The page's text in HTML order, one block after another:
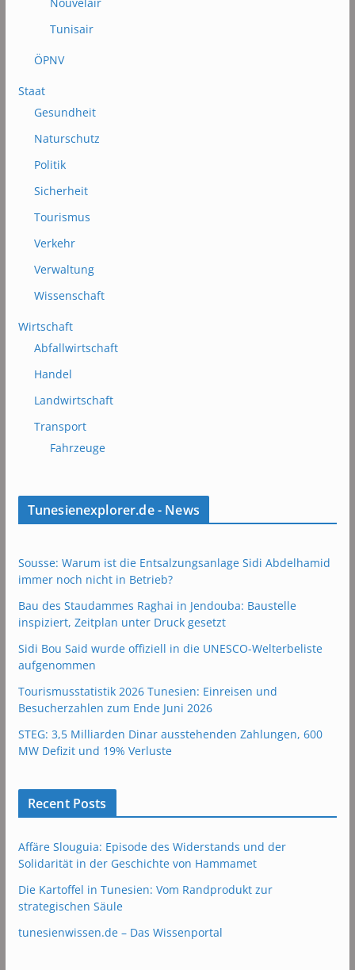
Tunisair
ÖPNV
Staat
Gesundheit
Naturschutz
Politik
Sicherheit
Tourismus
Verkehr
Verwaltung
Wissenschaft
Wirtschaft
Abfallwirtschaft
Handel
Landwirtschaft
Transport
Fahrzeuge
Tunesienexplorer.de - News
Sousse: Warum ist die Entsalzungsanlage Sidi Abdelhamid
immer noch nicht in Betrieb?
Bau des Staudammes Raghai in Jendouba: Baustelle
inspiziert, Zeitplan unter Druck gesetzt
Sidi Bou Said wurde offiziell in die UNESCO-Welterbeliste
aufgenommen
Tourismusstatistik 2026 Tunesien: Einreisen und
Besucherzahlen zum Ende Juni 2026
STEG: 3,5 Milliarden Dinar ausstehenden Zahlungen, 600
MW Defizit und 19% Verluste
Recent Posts
Affäre Slouguia: Episode des Widerstands und der
Solidarität in der Geschichte von Hammamet
Die Kartoffel in Tunesien: Vom Randprodukt zur
strategischen Säule
tunesienwissen.de – Das Wissenportal